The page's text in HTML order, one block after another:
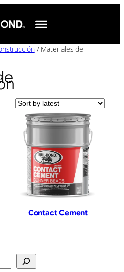
/ Materiales de
Contact Cement